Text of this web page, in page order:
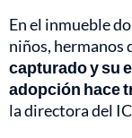
En el inmueble
niños, hermanos
capturado y su
adopción hace
la directora del